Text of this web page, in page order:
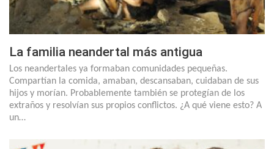
La familia neandertal más antigua
Los neandertales ya formaban comunidades pequeñas.
Compartían la comida, amaban, descansaban, cuidaban de sus
hijos y morían. Probablemente también se protegían de los
extraños y resolvían sus propios conflictos. ¿A qué viene esto? A
un…